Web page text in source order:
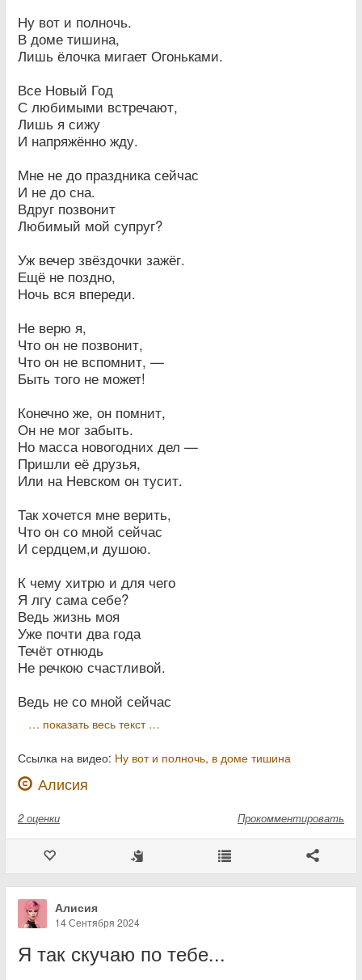
Ну вот и полночь.
В доме тишина,
Лишь ёлочка мигает Огоньками.
Все Новый Год
С любимыми встречают,
Лишь я сижу
И напряжённо жду.
Мне не до праздника сейчас
И не до сна.
Вдруг позвонит
Любимый мой супруг?
Уж вечер звёздочки зажёг.
Ещё не поздно,
Ночь вся впереди.
Не верю я,
Что он не позвонит,
Что он не вспомнит, —
Быть того не может!
Конечно же, он помнит,
Он не мог забыть.
Но масса новогодних дел —
Пришли её друзья,
Или на Невском он тусит.
Так хочется мне верить,
Что он со мной сейчас
И сердцем,и душою.
К чему хитрю и для чего
Я лгу сама себе?
Ведь жизнь моя
Уже почти два года
Течёт отнюдь
Не речкою счастливой.
Ведь не со мной сейчас
… показать весь текст …
Ссылка на видео: Ну вот и полночь, в доме тишина
Алисия
2 оценки Прокомментировать
Алисия
14 Сентября 2024
Я так скучаю по тебе...